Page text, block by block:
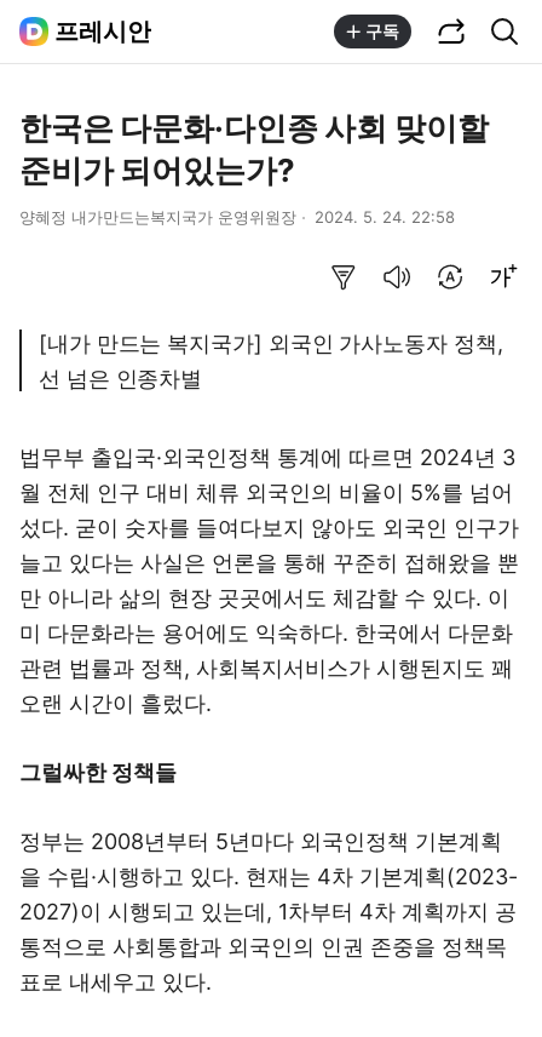
프레시안 구독
한국은 다문화·다인종 사회 맞이할
준비가 되어있는가?
양혜정 내가만드는복지국가 운영위원장 2024. 5. 24. 22:58
[내가 만드는 복지국가] 외국인 가사노동자 정책,
선 넘은 인종차별
법무부 출입국·외국인정책 통계에 따르면 2024년 3
월 전체 인구 대비 체류 외국인의 비율이 5%를 넘어
섰다. 굳이 숫자를 들여다보지 않아도 외국인 인구가
늘고 있다는 사실은 언론을 통해 꾸준히 접해왔을 뿐
만 아니라 삶의 현장 곳곳에서도 체감할 수 있다. 이
미 다문화라는 용어에도 익숙하다. 한국에서 다문화
관련 법률과 정책, 사회복지서비스가 시행된지도 꽤
오랜 시간이 흘렀다.
그럴싸한 정책들
정부는 2008년부터 5년마다 외국인정책 기본계획
을 수립·시행하고 있다. 현재는 4차 기본계획(2023-
2027)이 시행되고 있는데, 1차부터 4차 계획까지 공
통적으로 사회통합과 외국인의 인권 존중을 정책목
표로 내세우고 있다.